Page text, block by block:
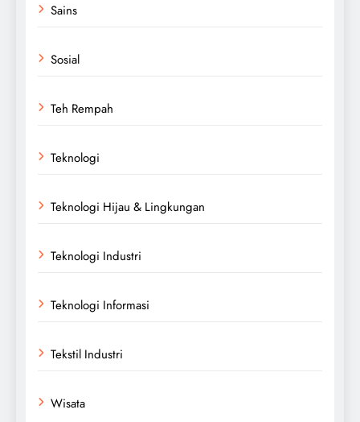
Sains
Sosial
Teh Rempah
Teknologi
Teknologi Hijau & Lingkungan
Teknologi Industri
Teknologi Informasi
Tekstil Industri
Wisata